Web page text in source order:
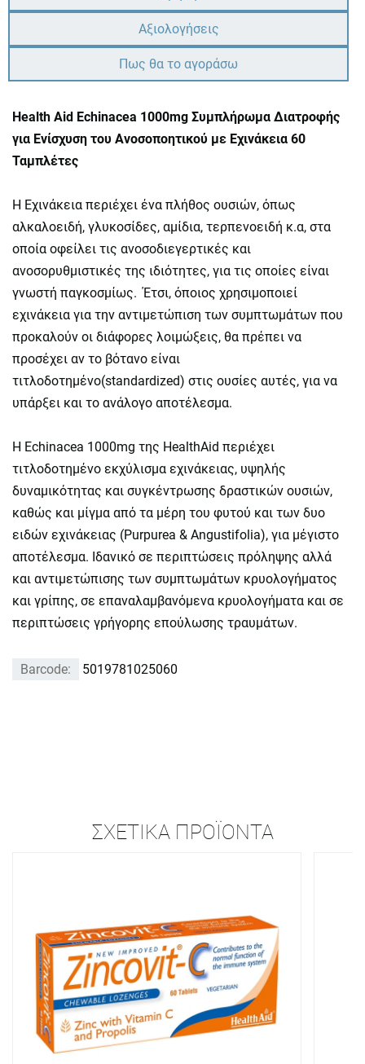
Αξιολογήσεις
Πως θα το αγοράσω
Health Aid Echinacea 1000mg Συμπλήρωμα Διατροφής
για Ενίσχυση του Ανοσοποητικού με Εχινάκεια 60
Ταμπλέτες
H Εχινάκεια περιέχει ένα πλήθος ουσιών, όπως
αλκαλοειδή, γλυκοσίδες, αμίδια, τερπενοειδή κ.α, στα
οποία οφείλει τις ανοσοδιεγερτικές και
ανοσορυθμιστικές της ιδιότητες, για τις οποίες είναι
γνωστή παγκοσμίως. Έτσι, όποιος χρησιμοποιεί
εχινάκεια για την αντιμετώπιση των συμπτωμάτων που
προκαλούν οι διάφορες λοιμώξεις, θα πρέπει να
προσέχει αν το βότανο είναι
τιτλοδοτημένο(standardized) στις ουσίες αυτές, για να
υπάρξει και το ανάλογο αποτέλεσμα.
Η Echinacea 1000mg της HealthAid περιέχει
τιτλοδοτημένο εκχύλισμα εχινάκειας, υψηλής
δυναμικότητας και συγκέντρωσης δραστικών ουσιών,
καθώς και μίγμα από τα μέρη του φυτού και των δυο
ειδών εχινάκειας (Purpurea & Angustifolia), για μέγιστο
αποτέλεσμα. Ιδανικό σε περιπτώσεις πρόληψης αλλά
και αντιμετώπισης των συμπτωμάτων κρυολογήματος
και γρίπης, σε επαναλαμβανόμενα κρυολογήματα και σε
περιπτώσεις γρήγορης επούλωσης τραυμάτων.
Barcode: 5019781025060
ΣΧΕΤΙΚΆ ΠΡΟΪΌΝΤΑ